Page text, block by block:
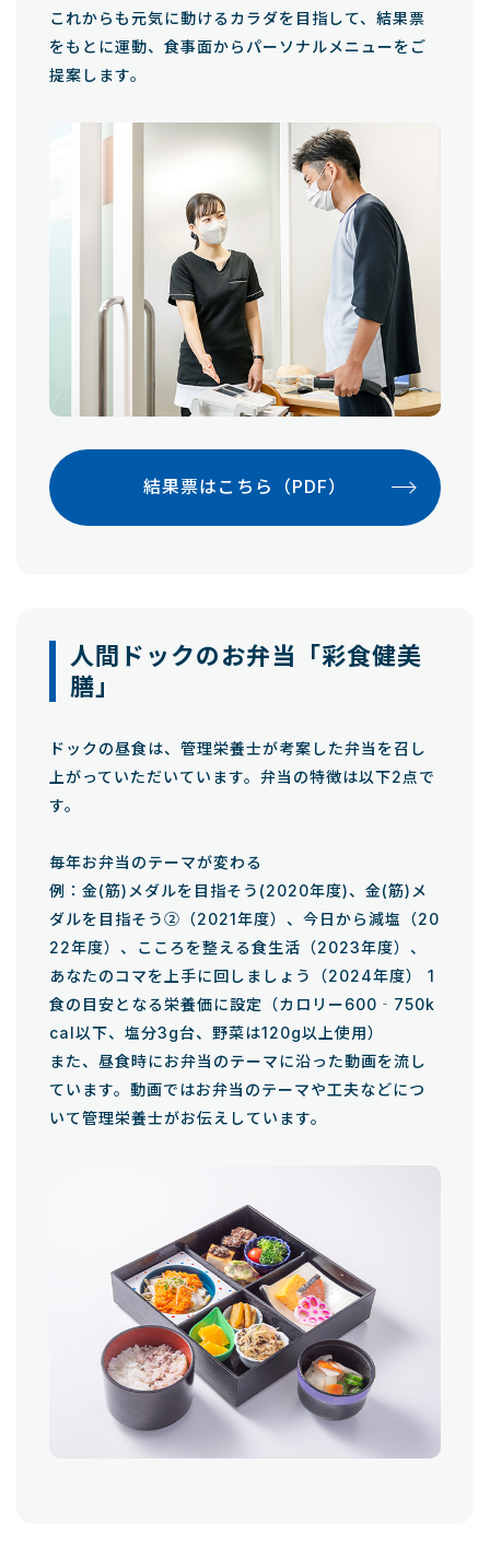
これからも元気に動けるカラダを目指して、結果票
をもとに運動、食事面からパーソナルメニューをご
提案します。
結果票はこちら（PDF）
人間ドックのお弁当「彩食健美
膳」
ドックの昼食は、管理栄養士が考案した弁当を召し
上がっていただいています。弁当の特徴は以下2点で
す。
毎年お弁当のテーマが変わる
例：金(筋)メダルを目指そう(2020年度)、金(筋)メ
ダルを目指そう②（2021年度）、今日から減塩（20
22年度）、こころを整える食生活（2023年度）、
あなたのコマを上手に回しましょう（2024年度） 1
食の目安となる栄養価に設定（カロリー600‐750k
cal以下、塩分3g台、野菜は120g以上使用）
また、昼食時にお弁当のテーマに沿った動画を流し
ています。動画ではお弁当のテーマや工夫などにつ
いて管理栄養士がお伝えしています。